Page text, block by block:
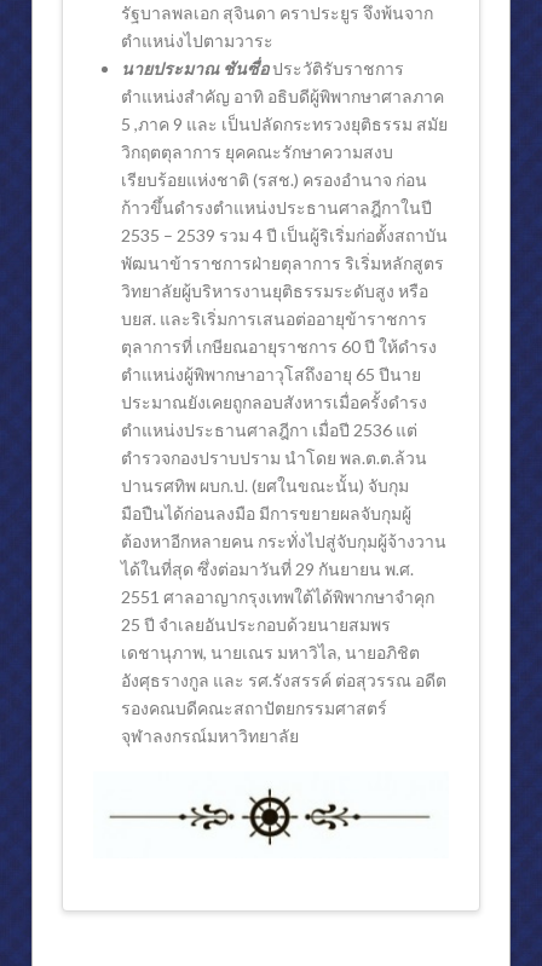
รัฐบาลพลเอก สุจินดา คราประยูร จึงพ้นจาก
ตำแหน่งไปตามวาระ
นายประมาณ ชันซื่อประวัติรับราชการ
ตำแหน่งสำคัญ อาทิ อธิบดีผู้พิพากษาศาลภาค
5 ,ภาค 9 และ เป็นปลัดกระทรวงยุติธรรม สมัย
วิกฤตตุลาการ ยุคคณะรักษาความสงบ
เรียบร้อยแห่งชาติ (รสช.) ครองอำนาจ ก่อน
ก้าวขึ้นดำรงตำแหน่งประธานศาลฎีกาในปี
2535 – 2539 รวม 4 ปี เป็นผู้ริเริ่มก่อตั้งสถาบัน
พัฒนาข้าราชการฝ่ายตุลาการ ริเริ่มหลักสูตร
วิทยาลัยผู้บริหารงานยุติธรรมระดับสูง หรือ
บยส. และริเริ่มการเสนอต่ออายุข้าราชการ
ตุลาการที่ เกษียณอายุราชการ 60 ปี ให้ดำรง
ตำแหน่งผู้พิพากษาอาวุโสถึงอายุ 65 ปีนาย
ประมาณยังเคยถูกลอบสังหารเมื่อครั้งดำรง
ตำแหน่งประธานศาลฎีกา เมื่อปี 2536 แต่
ตำรวจกองปราบปราม นำโดย พล.ต.ต.ล้วน
ปานรศทิพ ผบก.ป. (ยศในขณะนั้น) จับกุม
มือปืนได้ก่อนลงมือ มีการขยายผลจับกุมผู้
ต้องหาอีกหลายคน กระทั่งไปสู่จับกุมผู้จ้างวาน
ได้ในที่สุด ซึ่งต่อมาวันที่ 29 กันยายน พ.ศ.
2551 ศาลอาญากรุงเทพใต้ได้พิพากษาจำคุก
25 ปี จำเลยอันประกอบด้วยนายสมพร
เดชานุภาพ, นายเณร มหาวิไล, นายอภิชิต
อังศุธรางกูล และ รศ.รังสรรค์ ต่อสุวรรณ อดีต
รองคณบดีคณะสถาปัตยกรรมศาสตร์
จุฬาลงกรณ์มหาวิทยาลัย